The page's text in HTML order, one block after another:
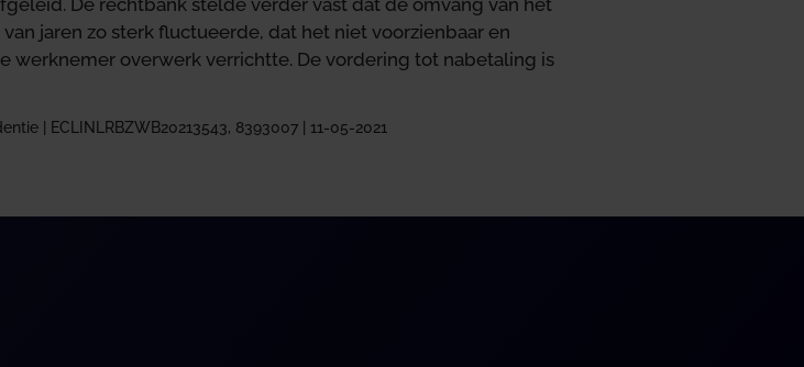
jaren zo sterk fluctueerde, dat het niet voorzienbaar en
werknemer overwerk verrichtte. De vordering tot nabetaling is
| ECLINLRBZWB20213543, 8393007 | 11-05-2021